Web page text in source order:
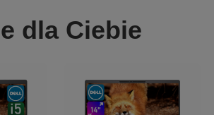
dla Ciebie